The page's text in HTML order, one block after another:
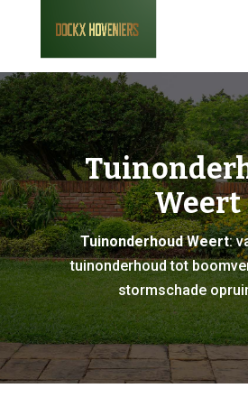
Weert
Tuinonderhoud Weert:
tuinonderhoud tot
stormschade